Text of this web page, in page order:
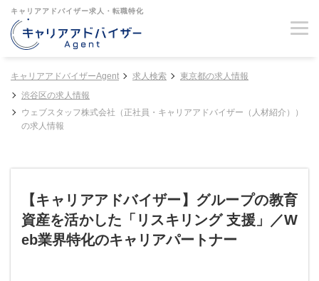
キャリアアドバイザー求人・転職特化
キャリアアドバイザーAgent 求人検索
東京都の求人情報
渋谷区の求人情報
ウェブスタッフ株式会社（正社員・キャリアアドバイザー（人材紹介））
の求人情報
【キャリアアドバイザー】グループの教育
資産を活かした「リスキリング 支援」／W
eb業界特化のキャリアパートナー